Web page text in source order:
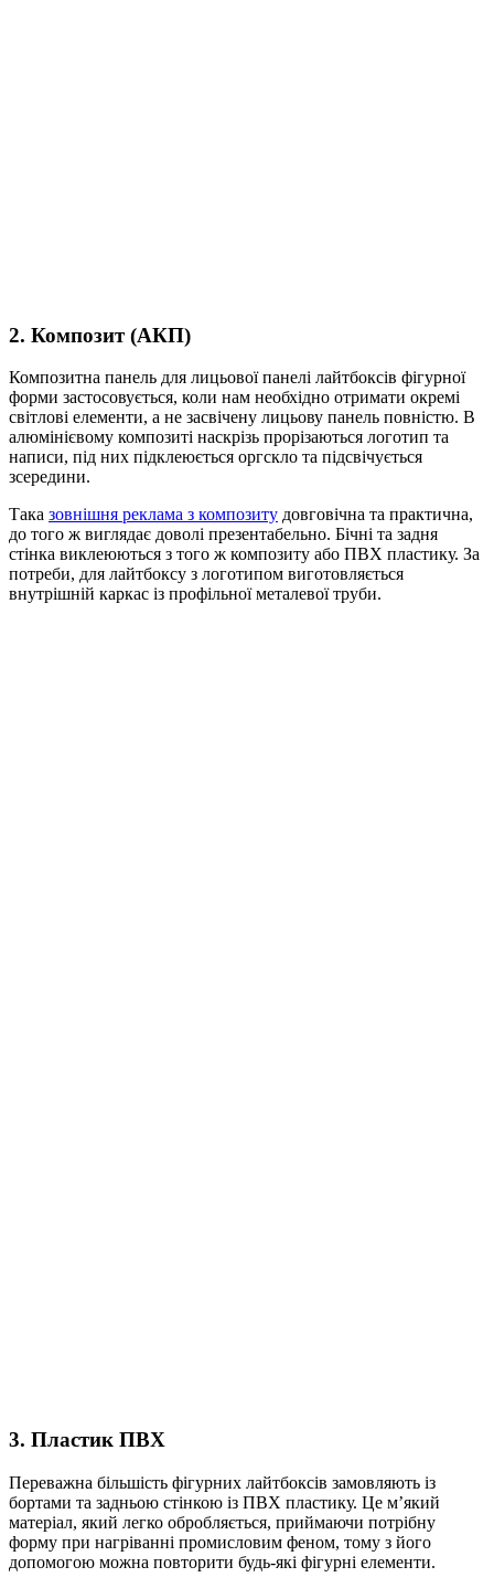
2. Композит (АКП)
Композитна панель для лицьової панелі лайтбоксів фігурної
форми застосовується, коли нам необхідно отримати окремі
світлові елементи, а не засвічену лицьову панель повністю. В
алюмінієвому композиті наскрізь прорізаються логотип та
написи, під них підклеюється оргскло та підсвічується
зсередини.
Така зовнішня реклама з композиту довговічна та практична,
до того ж виглядає доволі презентабельно. Бічні та задня
стінка виклеюються з того ж композиту або ПВХ пластику. За
потреби, для лайтбоксу з логотипом виготовляється
внутрішній каркас із профільної металевої труби.
3. Пластик ПВХ
Переважна більшість фігурних лайтбоксів замовляють із
бортами та задньою стінкою із ПВХ пластику. Це м’який
матеріал, який легко обробляється, приймаючи потрібну
форму при нагріванні промисловим феном, тому з його
допомогою можна повторити будь-які фігурні елементи.